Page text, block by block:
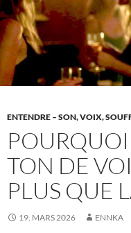
ENTENDRE – SON, VOIX,
TON DE
PLUS QUE
19. MARS 2026 ENNKA